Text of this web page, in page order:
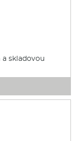
skladovou